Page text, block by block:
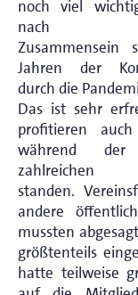
noch viel
nach
Zusammensein
Jahren der
durch die
Das ist sehr
profitieren
während
zahlreichen
standen.
andere
mussten
größtenteils
hatte teilweise